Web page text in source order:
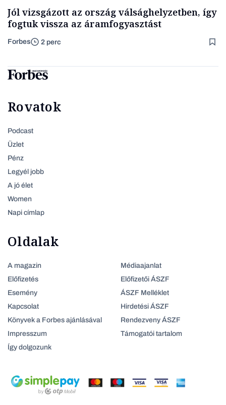
Jól vizsgázott az ország válsághelyzetben, így
fogtuk vissza az áramfogyasztást
Forbes 2 perc
Rovatok
Podcast
Üzlet
Pénz
Legyél jobb
A jó élet
Women
Napi címlap
Oldalak
A magazin
Előfizetés
Esemény
Kapcsolat
Könyvek a Forbes ajánlásával
Impresszum
Így dolgozunk
Médiaajanlat
Előfizetői ÁSZF
ÁSZF Melléklet
Hirdetési ÁSZF
Rendezveny ÁSZF
Támogatói tartalom